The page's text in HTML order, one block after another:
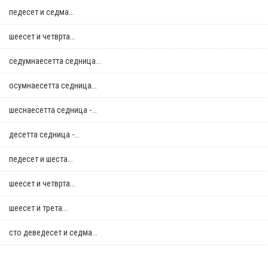
педесет и седма...
шеесет и четврта...
седумнаесетта седница...
осумнaесетта седница...
шеснаесетта седница -...
десетта седница -...
педесет и шеста...
шеесет и четврта...
шеесет и трета...
сто деведесет и седма...